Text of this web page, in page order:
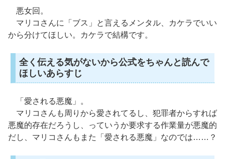
悪女回。
マリコさんに「ブス」と言えるメンタル、カケラでいい
から分けてほしい。カケラで結構です。
全く伝える気がないから公式をちゃんと読んで
ほしいあらすじ
「愛される悪魔」。
マリコさんも周りから愛されてるし、犯罪者からすれば
悪魔的存在だろうし、っていうか要求する作業量が悪魔的
だし、マリコさんもまた「愛される悪魔」なのでは……？